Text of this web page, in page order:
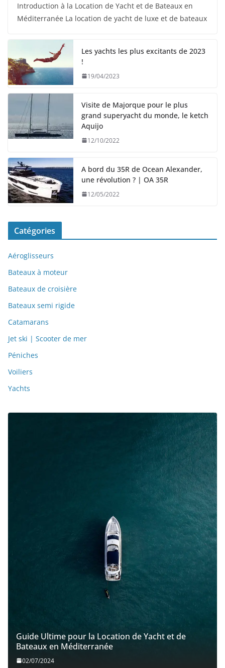
Introduction à la Location de Yacht et de Bateaux en
Méditerranée La location de yacht de luxe et de bateaux
Les yachts les plus excitants de 2023
!
19/04/2023
Visite de Majorque pour le plus
grand superyacht du monde, le ketch
Aquijo
12/10/2022
A bord du 35R de Ocean Alexander,
une révolution ? | OA 35R
12/05/2022
Catégories
Aéroglisseurs
Bateaux à moteur
Bateaux de croisière
Bateaux semi rigide
Catamarans
Jet ski | Scooter de mer
Péniches
Voiliers
Yachts
Guide Ultime pour la Location de Yacht et de
Bateaux en Méditerranée
02/07/2024